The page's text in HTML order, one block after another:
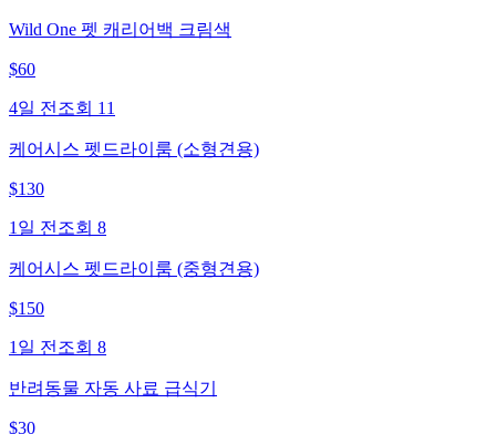
Wild One 펫 캐리어백 크림색
$60
4일 전 조회 11
케어시스 펫드라이룸 (소형견용)
$130
1일 전 조회 8
케어시스 펫드라이룸 (중형견용)
$150
1일 전 조회 8
반려동물 자동 사료 급식기
$30